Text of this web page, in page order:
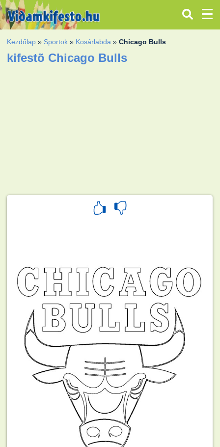
Kezdőlap » Sportok » Kosárlabda »Chicago Bulls
kifestõ Chicago Bulls